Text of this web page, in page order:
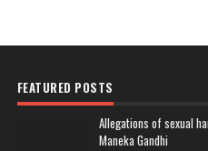
FEATURED POSTS
Allegations of sexual
Maneka Gandhi